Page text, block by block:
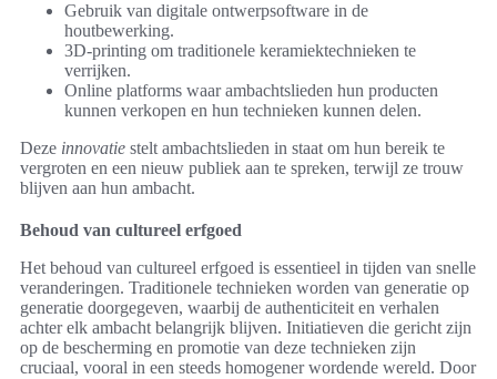
Gebruik van digitale ontwerpsoftware in de
houtbewerking.
3D-printing om traditionele keramiektechnieken te
verrijken.
Online platforms waar ambachtslieden hun producten
kunnen verkopen en hun technieken kunnen delen.
Deze innovatie stelt ambachtslieden in staat om hun bereik te
vergroten en een nieuw publiek aan te spreken, terwijl ze trouw
blijven aan hun ambacht.
Behoud van cultureel erfgoed
Het behoud van cultureel erfgoed is essentieel in tijden van snelle
veranderingen. Traditionele technieken worden van generatie op
generatie doorgegeven, waarbij de authenticiteit en verhalen
achter elk ambacht belangrijk blijven. Initiatieven die gericht zijn
op de bescherming en promotie van deze technieken zijn
cruciaal, vooral in een steeds homogener wordende wereld. Door